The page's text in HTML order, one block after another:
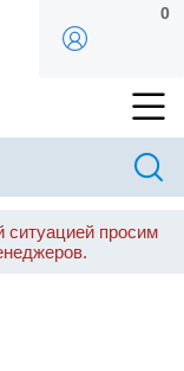
0
ситуацией просим